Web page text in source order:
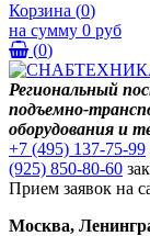
Корзина (0)
на сумму 0 руб
(0)
Региональный
подъемно-
оборудования и
+7 (495) 137-75-99
(925) 850-80-60
Прием заявок на
Москва,